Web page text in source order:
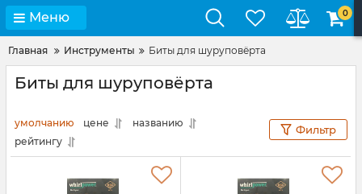
Меню 0
Главная Инструменты Биты для шуруповёрта
Биты для шуруповёрта
умолчанию цене
названию
рейтингу
Фильтр